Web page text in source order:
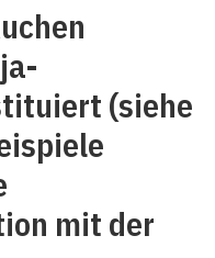
(siehe
mit der